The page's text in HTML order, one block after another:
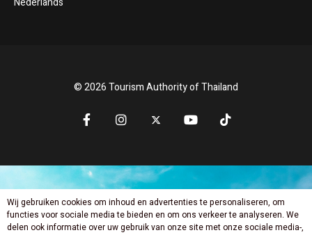
© 2026 Tourism Authority of Thailand
Mis niets nieuws
Wij gebruiken cookies om inhoud en advertenties te personaliseren, om
functies voor sociale media te bieden en om ons verkeer te analyseren. We
delen ook informatie over uw gebruik van onze site met onze sociale media-,